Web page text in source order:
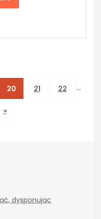
20 21 22 …
»
dysponując